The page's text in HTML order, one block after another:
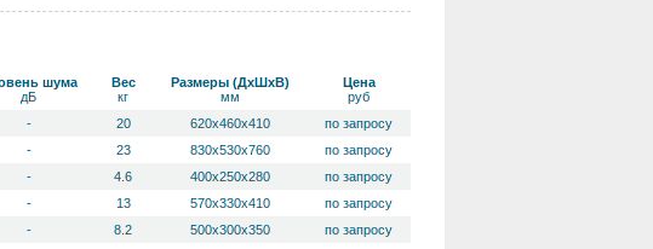
ш­ума
дБ
Вес
кг
Размеры (ДхШхВ)
мм
Цена
руб
- 20 620x460x410
по запросу
- 23 830x530x760
по запросу
- 4.6 400x250x280
по запросу
- 13 570x330x410
по запросу
- 8.2 500x300x350 по запросу